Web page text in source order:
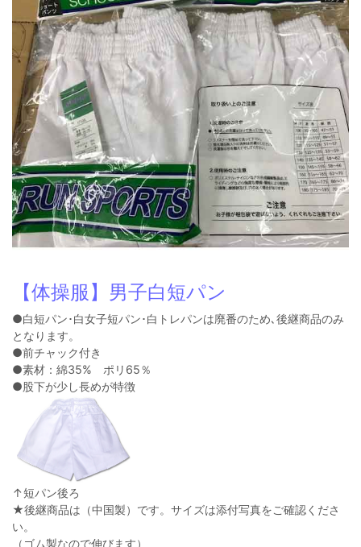
【体操服】男子白短パン
●白短パン･白女子短パン･白トレパンは廃番のため､後継商品のみ
となります。
●前チャック付き
●素材：綿35% ポリ65％
●股下が少し長めが特徴
↑短パン後ろ
★後継商品は（中国製）です。サイズは添付写真をご確認くださ
い。
（ゴム製なので伸びます）